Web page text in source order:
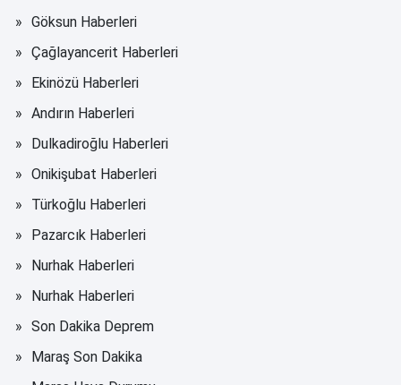
Göksun Haberleri
Çağlayancerit Haberleri
Ekinözü Haberleri
Andırın Haberleri
Dulkadiroğlu Haberleri
Onikişubat Haberleri
Türkoğlu Haberleri
Pazarcık Haberleri
Nurhak Haberleri
Nurhak Haberleri
Son Dakika Deprem
Maraş Son Dakika